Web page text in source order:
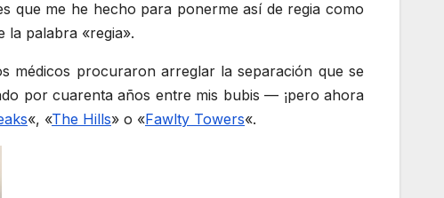
que me he hecho para ponerme así de regia como
la palabra «regia».
médicos procuraron arreglar la separación que se
por cuarenta años entre mis bubis — ¡pero ahora
«, «The Hills» o «Fawlty Towers«.